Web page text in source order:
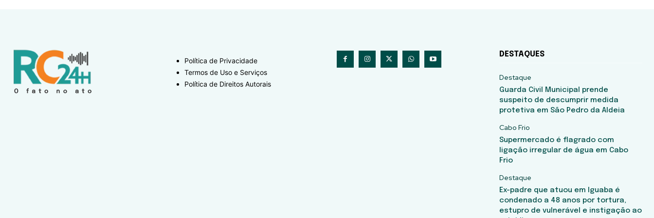
Política de Privacidade
Termos de Uso e Serviços
Política de Direitos Autorais
DESTAQUES
Destaque
Guarda Civil Municipal prende
suspeito de descumprir medida
protetiva em São Pedro da Aldeia
Cabo Frio
Supermercado é flagrado com
ligação irregular de água em Cabo
Frio
Destaque
Ex-padre que atuou em Iguaba é
condenado a 48 anos por tortura,
estupro de vulnerável e instigação ao